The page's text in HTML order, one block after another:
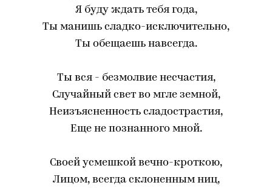
Я буду ждать тебя года,
Ты манишь сладко-исключительно,
Ты обещаешь навсегда.
Ты вся - безмолвие несчастия,
Случайный свет во мгле земной,
Неизъясненность сладострастия,
Еще не познанного мной.
Своей усмешкой вечно-кроткою,
Лицом, всегда склоненным ниц,